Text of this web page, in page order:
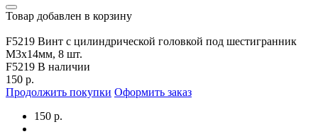
Товар добавлен в корзину
F5219 Винт с цилиндрической головкой под шестигранник
М3х14мм, 8 шт.
F5219 В наличии
150 р.
Продолжить покупки Оформить заказ
150 р.